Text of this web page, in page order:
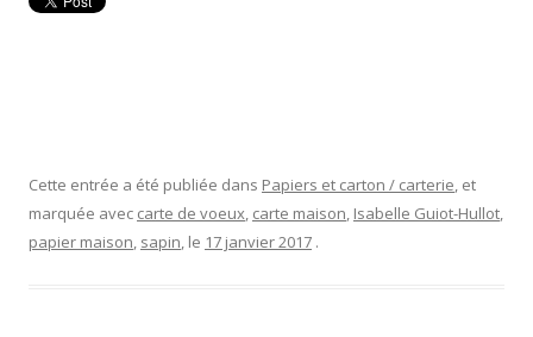
Cette entrée a été publiée dans Papiers et carton / carterie, et
marquée avec carte de voeux, carte maison, Isabelle Guiot-Hullot,
papier maison, sapin, le 17 janvier 2017 .